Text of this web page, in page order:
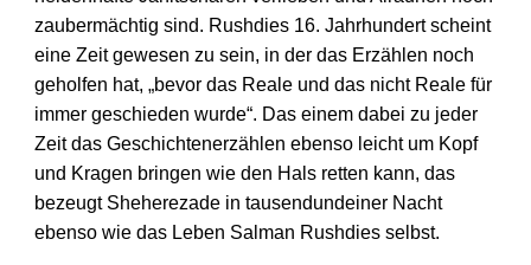
zaubermächtig sind. Rushdies 16. Jahrhundert scheint
eine Zeit gewesen zu sein, in der das Erzählen noch
geholfen hat, „bevor das Reale und das nicht Reale für
immer geschieden wurde“. Das einem dabei zu jeder
Zeit das Geschichtenerzählen ebenso leicht um Kopf
und Kragen bringen wie den Hals retten kann, das
bezeugt Sheherezade in tausendundeiner Nacht
ebenso wie das Leben Salman Rushdies selbst.